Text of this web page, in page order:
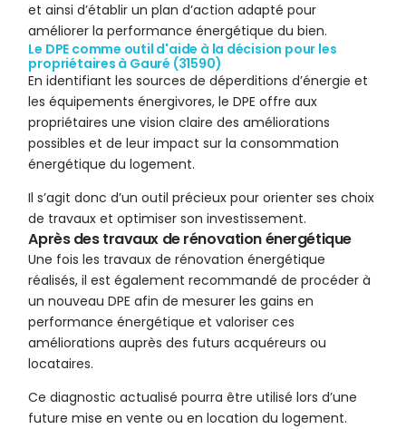
et ainsi d’établir un plan d’action adapté pour
améliorer la performance énergétique du bien.
Le DPE comme outil d'aide à la décision pour les
propriétaires à Gauré (31590)
En identifiant les sources de déperditions d’énergie et
les équipements énergivores, le DPE offre aux
propriétaires une vision claire des améliorations
possibles et de leur impact sur la consommation
énergétique du logement.
Il s’agit donc d’un outil précieux pour orienter ses choix
de travaux et optimiser son investissement.
Après des travaux de rénovation énergétique
Une fois les travaux de rénovation énergétique
réalisés, il est également recommandé de procéder à
un nouveau DPE afin de mesurer les gains en
performance énergétique et valoriser ces
améliorations auprès des futurs acquéreurs ou
locataires.
Ce diagnostic actualisé pourra être utilisé lors d’une
future mise en vente ou en location du logement.